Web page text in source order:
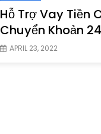
Hỗ Trợ Vay Tiền
Chuyển Khoản
APRIL 23, 2022